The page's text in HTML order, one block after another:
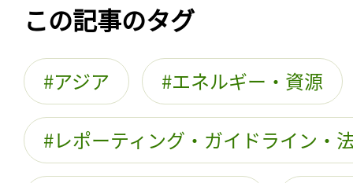
この記事のタグ
アジア エネルギー・資源
レポーティング・ガイドライン・